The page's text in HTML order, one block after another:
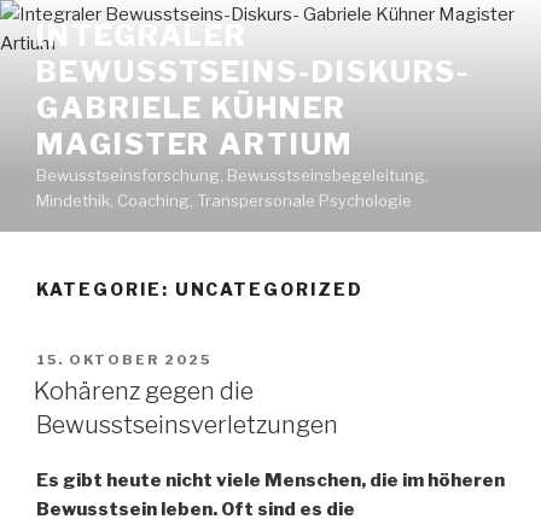
Zum
Inhalt
springen
INTEGRALER
BEWUSSTSEINS-DISKURS-
GABRIELE KÜHNER
MAGISTER ARTIUM
Bewusstseinsforschung, Bewusstseinsbegeleitung,
Mindethik, Coaching, Transpersonale Psychologie
KATEGORIE: UNCATEGORIZED
VERÖFFENTLICHT
AM
15. OKTOBER 2025
Kohärenz gegen die
Bewusstseinsverletzungen
Es gibt heute nicht viele Menschen, die im höheren
Bewusstsein leben. Oft sind es die